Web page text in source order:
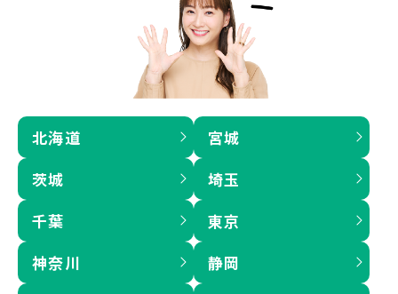
北海道
宮城
茨城
埼玉
千葉
東京
神奈川
静岡